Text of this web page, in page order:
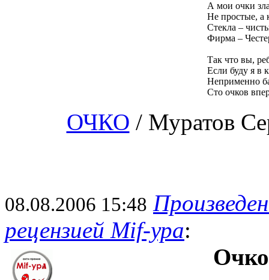
А мои очки
Не простые, а
Стекла –
Фирма –
Так что вы,
Если буду я в
Неприменно
Сто очков
ОЧКО / Муратов
08.08.2006 15:48
рецензией Mif-ура: